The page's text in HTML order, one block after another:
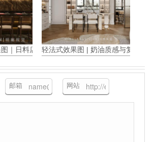
｜日料店设计轻法式效果图 | 奶油质感与复古浪
邮箱 网站